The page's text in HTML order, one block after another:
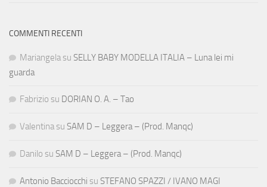
COMMENTI RECENTI
Mariangela su SELLY BABY MODELLA ITALIA – Luna lei mi
guarda
Fabrizio su DORIAN O. A. – Tao
Valentina su SAM D – Leggera – (Prod. Manqc)
Danilo su SAM D – Leggera – (Prod. Manqc)
Antonio Bacciocchi su STEFANO SPAZZI / IVANO MAGI